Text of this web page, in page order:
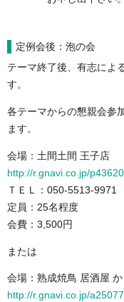
定例会後：泡の会
テーマ終了後、有志によ
す。
各テーマからの懇親会参
ます。
会場：土間土間 王子店
http://r.gnavi.co.jp/
ＴＥＬ：050-5513-9971
定員：25名程度
会費：3,500円
または
会場：熟成焼鳥 居酒屋
http://r.gnavi.co.jp/